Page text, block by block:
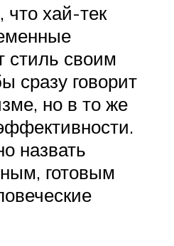
что хай-тек
стиль своим
сразу говорит
но в то же
назвать
готовым